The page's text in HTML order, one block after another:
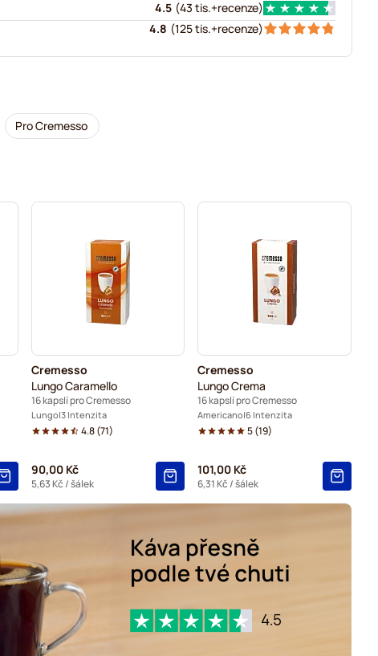
4.5 (43 tis.+recenze)
4.8 (125 tis.+recenze)
Pro Cremesso
Cremesso
Lungo Caramello
16 kapslí pro Cremesso
Lungo 3 Intenzita
4.8(71)
90,00 Kč
5,63 Kč / šálek
Cremesso
Lungo Crema
16 kapslí pro Cremesso
Americano 6 Intenzita
5(19)
101,00 Kč
6,31 Kč / šálek